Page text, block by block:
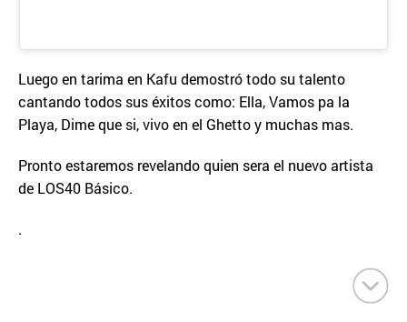
Luego en tarima en Kafu demostró todo su talento
cantando todos sus éxitos como: Ella, Vamos pa la
Playa, Dime que si, vivo en el Ghetto y muchas mas.
Pronto estaremos revelando quien sera el nuevo artista
de LOS40 Básico.
.